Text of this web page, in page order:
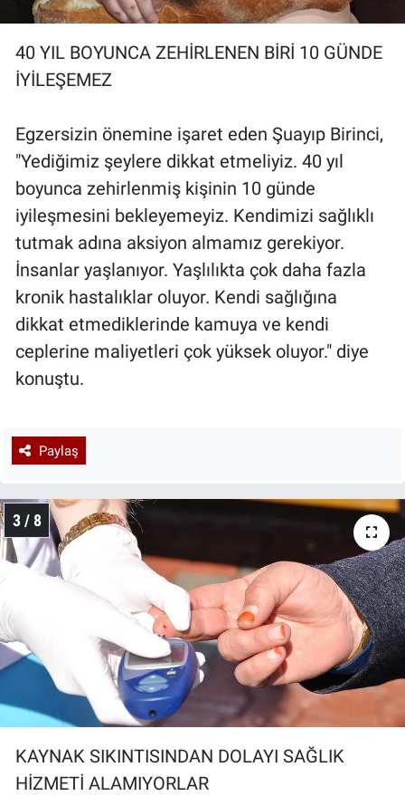
40 YIL BOYUNCA ZEHİRLENEN BİRİ 10 GÜNDE
İYİLEŞEMEZ
Egzersizin önemine işaret eden Şuayıp Birinci,
"Yediğimiz şeylere dikkat etmeliyiz. 40 yıl
boyunca zehirlenmiş kişinin 10 günde
iyileşmesini bekleyemeyiz. Kendimizi sağlıklı
tutmak adına aksiyon almamız gerekiyor.
İnsanlar yaşlanıyor. Yaşlılıkta çok daha fazla
kronik hastalıklar oluyor. Kendi sağlığına
dikkat etmediklerinde kamuya ve kendi
ceplerine maliyetleri çok yüksek oluyor." diye
konuştu.
Paylaş
3 / 8
KAYNAK SIKINTISINDAN DOLAYI SAĞLIK
HİZMETİ ALAMIYORLAR